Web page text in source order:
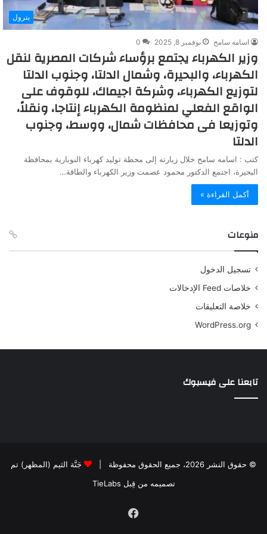
بترول
اسامه سامح نوفمبر 8, 2025 0
وزير الكهرباء يجتمع برؤساء شركات المصرية لنقل
الكهرباء، والبحيرة، وشمال الدلتا، وجنوب الدلتا
لتوزيع الكهرباء، وشركة اجيماك، للوقوف على
الواقع الفعلي لمنظومة الكهرباء إنتاجا، ونقلاً،
وتوزيعا فى محافظات شمال، ووسط، وجنوب
الدلتا
كتب : اسامه سامح خلال زيارته إلى محطة توليد كهرباء النوبارية بمحافظة
البحيرة، اجتمع الدكتور محمود عصمت وزير الكهرباء والطاقة…
أكمل القراءة »
منوعات
تسجيل الدخول
خلاصات Feed الإدخالات
خلاصة التعليقات
WordPress.org
تابعنا على فيسبوك
© حقوق النشر 2026، جميع الحقوق محفوظة |
جَنَّة الثيم (المظهر) تم
تصميمه من قِبل TieLabs
فيسبوك